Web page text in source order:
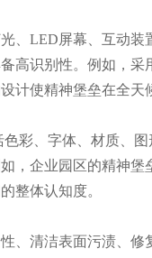
、LED屏幕、互动装
高识别性。例如，采
计使精神堡垒在全天
彩、字体、材质、
，企业园区的精神堡
整体认知度。
、清洁表面污渍、修